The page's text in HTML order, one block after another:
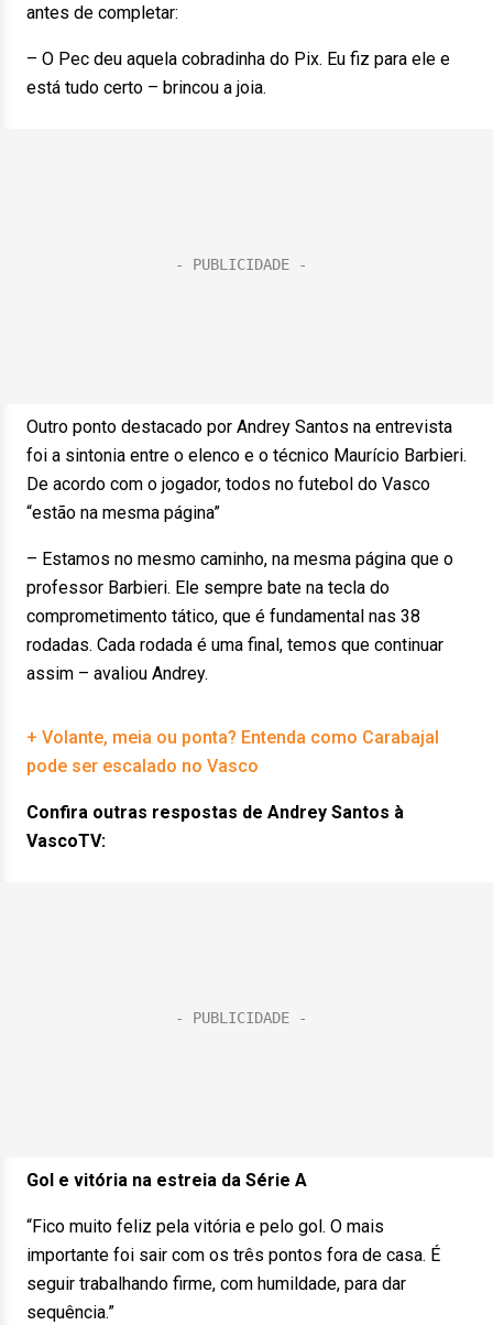
antes de completar:
– O Pec deu aquela cobradinha do Pix. Eu fiz para ele e
está tudo certo – brincou a joia.
Outro ponto destacado por Andrey Santos na entrevista
foi a sintonia entre o elenco e o técnico Maurício Barbieri.
De acordo com o jogador, todos no futebol do Vasco
“estão na mesma página”
– Estamos no mesmo caminho, na mesma página que o
professor Barbieri. Ele sempre bate na tecla do
comprometimento tático, que é fundamental nas 38
rodadas. Cada rodada é uma final, temos que continuar
assim – avaliou Andrey.
+ Volante, meia ou ponta? Entenda como Carabajal
pode ser escalado no Vasco
Confira outras respostas de Andrey Santos à
VascoTV:
Gol e vitória na estreia da Série A
“Fico muito feliz pela vitória e pelo gol. O mais
importante foi sair com os três pontos fora de casa. É
seguir trabalhando firme, com humildade, para dar
sequência.”